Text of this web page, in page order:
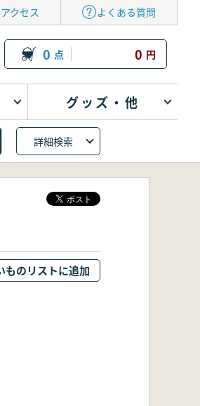
クセス よくある質問
0 点 0 円
グッズ・他
詳細検索
ものリストに追加